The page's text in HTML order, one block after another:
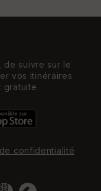
de suivre sur le
vos itinéraires
gratuite
confidentialité